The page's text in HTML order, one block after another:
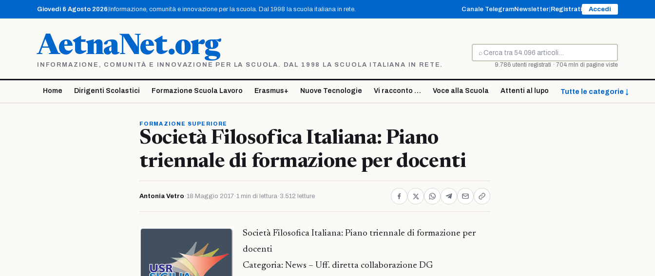
contenuto
Giovedì 6 Agosto 2026 Informazione, comunità e innovazione per la scuola. Dal 1998 la scuola italiana in rete. Canale TelegramNewsletter Registrati Accedi
AetnaNet.org
INFORMAZIONE, COMUNITÀ E INNOVAZIONE PER LA SCUOLA. DAL 1998 LA SCUOLA ITALIANA IN RETE.
⌕
Cerca
9.786 utenti registrati · 704 mln di pagine viste
Home Dirigenti Scolastici Formazione Scuola Lavoro Erasmus+ Nuove Tecnologie Vi racconto … Voce alla Scuola Attenti al lupo Tutte le categorie ↓
FORMAZIONE SUPERIORE
Società Filosofica Italiana: Piano
triennale di formazione per docenti
Antonia Vetro ·18 Maggio 2017·1 min di lettura· 3.512 letture
Società Filosofica Italiana: Piano triennale di formazione per
docenti
Categoria: News – Uff. diretta collaborazione DG